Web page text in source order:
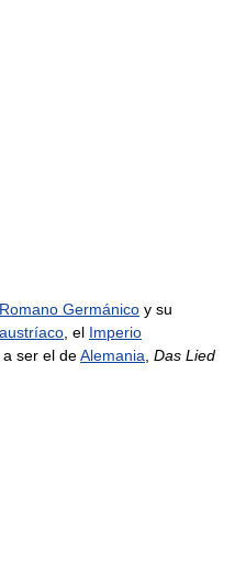
Germánico y su
, el Imperio
a ser el deAlemania Das Lied